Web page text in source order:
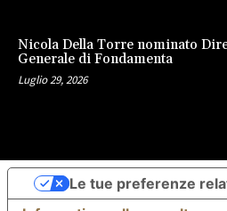
Nicola Della Torre nominato
Generale di Fondamenta
Luglio 29, 2026
Le tue preferenze